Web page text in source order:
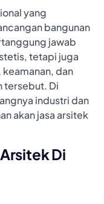
yang
bangunan
jawab
tetapi juga
dan
tersebut. Di
industri dan
akan jasa arsitek
Di